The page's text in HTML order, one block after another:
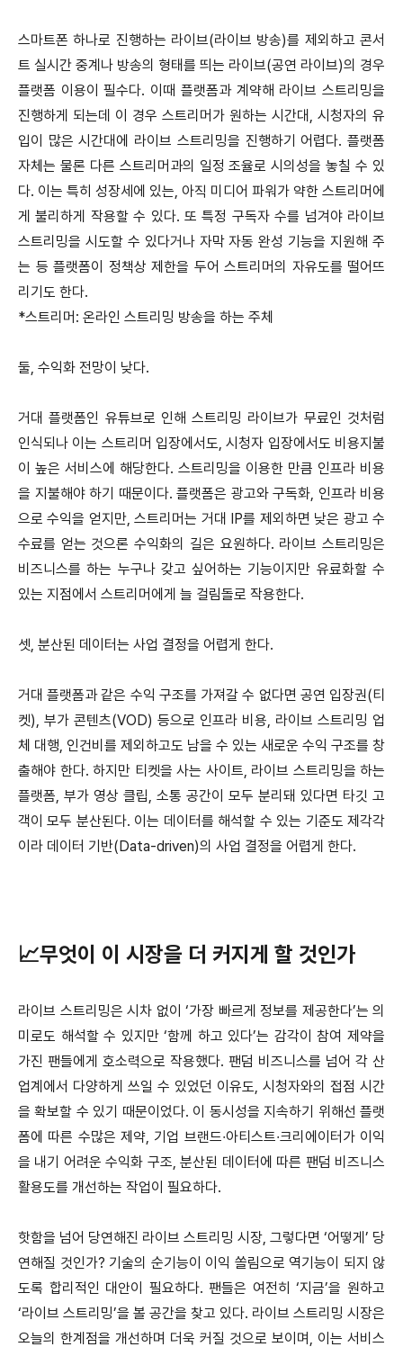
스마트폰 하나로 진행하는 라이브(라이브 방송)를 제외하고 콘서
트 실시간 중계나 방송의 형태를 띄는 라이브(공연 라이브)의 경우
플랫폼 이용이 필수다. 이때 플랫폼과 계약해 라이브 스트리밍을
진행하게 되는데 이 경우 스트리머가 원하는 시간대, 시청자의 유
입이 많은 시간대에 라이브 스트리밍을 진행하기 어렵다. 플랫폼
자체는 물론 다른 스트리머과의 일정 조율로 시의성을 놓칠 수 있
다. 이는 특히 성장세에 있는, 아직 미디어 파워가 약한 스트리머에
게 불리하게 작용할 수 있다. 또 특정 구독자 수를 넘겨야 라이브
스트리밍을 시도할 수 있다거나 자막 자동 완성 기능을 지원해 주
는 등 플랫폼이 정책상 제한을 두어 스트리머의 자유도를 떨어뜨
리기도 한다.
*스트리머: 온라인 스트리밍 방송을 하는 주체
둘, 수익화 전망이 낮다.
거대 플랫폼인 유튜브로 인해 스트리밍 라이브가 무료인 것처럼
인식되나 이는 스트리머 입장에서도, 시청자 입장에서도 비용지불
이 높은 서비스에 해당한다. 스트리밍을 이용한 만큼 인프라 비용
을 지불해야 하기 때문이다. 플랫폼은 광고와 구독화, 인프라 비용
으로 수익을 얻지만, 스트리머는 거대 IP를 제외하면 낮은 광고 수
수료를 얻는 것으론 수익화의 길은 요원하다. 라이브 스트리밍은
비즈니스를 하는 누구나 갖고 싶어하는 기능이지만 유료화할 수
있는 지점에서 스트리머에게 늘 걸림돌로 작용한다.
셋, 분산된 데이터는 사업 결정을 어렵게 한다.
거대 플랫폼과 같은 수익 구조를 가져갈 수 없다면 공연 입장권(티
켓), 부가 콘텐츠(VOD) 등으로 인프라 비용, 라이브 스트리밍 업
체 대행, 인건비를 제외하고도 남을 수 있는 새로운 수익 구조를 창
출해야 한다. 하지만 티켓을 사는 사이트, 라이브 스트리밍을 하는
플랫폼, 부가 영상 클립, 소통 공간이 모두 분리돼 있다면 타깃 고
객이 모두 분산된다. 이는 데이터를 해석할 수 있는 기준도 제각각
이라 데이터 기반(Data-driven)의 사업 결정을 어렵게 한다.
📈무엇이 이 시장을 더 커지게 할 것인가
라이브 스트리밍은 시차 없이 ‘가장 빠르게 정보를 제공한다’는 의
미로도 해석할 수 있지만 ‘함께 하고 있다’는 감각이 참여 제약을
가진 팬들에게 호소력으로 작용했다. 팬덤 비즈니스를 넘어 각 산
업계에서 다양하게 쓰일 수 있었던 이유도, 시청자와의 접점 시간
을 확보할 수 있기 때문이었다. 이 동시성을 지속하기 위해선 플랫
폼에 따른 수많은 제약, 기업 브랜드∙아티스트∙크리에이터가 이익
을 내기 어려운 수익화 구조, 분산된 데이터에 따른 팬덤 비즈니스
활용도를 개선하는 작업이 필요하다.
핫함을 넘어 당연해진 라이브 스트리밍 시장, 그렇다면 ‘어떻게’ 당
연해질 것인가? 기술의 순기능이 이익 쏠림으로 역기능이 되지 않
도록 합리적인 대안이 필요하다. 팬들은 여전히 ‘지금’을 원하고
‘라이브 스트리밍’을 볼 공간을 찾고 있다. 라이브 스트리밍 시장은
오늘의 한계점을 개선하며 더욱 커질 것으로 보이며, 이는 서비스